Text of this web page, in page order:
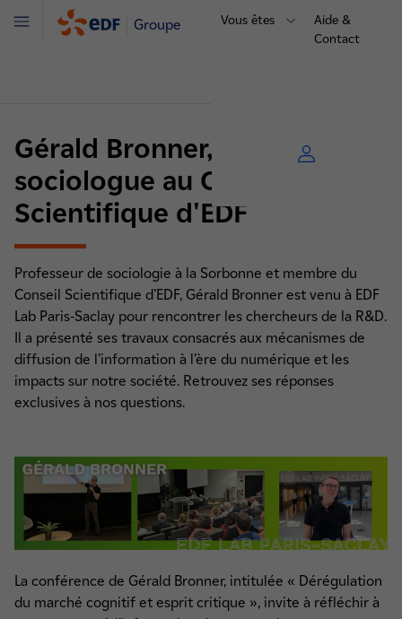
Groupe Vous êtes
Aide &
Contact
Menu
Gérald Bronner, un
sociologue au Conseil
Scientifique d'EDF
Professeur de sociologie à la Sorbonne et membre du
Conseil Scientifique d’EDF, Gérald Bronner est venu à EDF
Lab Paris-Saclay pour rencontrer les chercheurs de la R&D.
Il a présenté ses travaux consacrés aux mécanismes de
diffusion de l’information à l’ère du numérique et les
impacts sur notre société. Retrouvez ses réponses
exclusives à nos questions.
La conférence de Gérald Bronner, intitulée « Dérégulation
du marché cognitif et esprit critique », invite à réfléchir à